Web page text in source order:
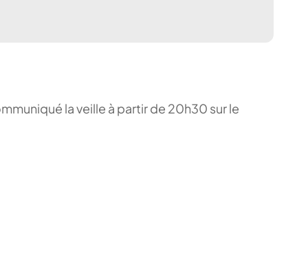
la veille à partir de 20h30 sur le